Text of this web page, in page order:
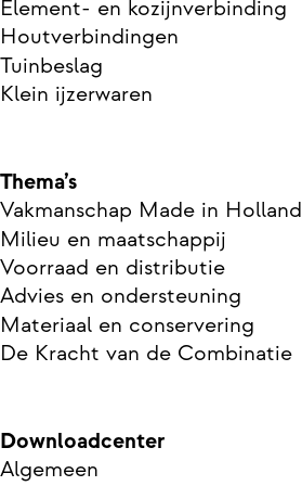
Element- en kozijnverbinding
Houtverbindingen
Tuinbeslag
Klein ijzerwaren
Thema’s
Vakmanschap Made in Holland
Milieu en maatschappij
Voorraad en distributie
Advies en ondersteuning
Materiaal en conservering
De Kracht van de Combinatie
Downloadcenter
Algemeen